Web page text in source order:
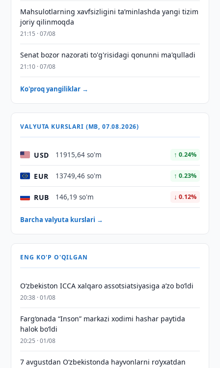
Mahsulotlarning xavfsizligini taʼminlashda yangi tizim
joriy qilinmoqda
21:15 · 07/08
Senat bozor nazorati to'g'risidagi qonunni ma'qulladi
21:10 · 07/08
Ko'proq yangiliklar →
VALYUTA KURSLARI (MB, 07.08.2026)
USD 11915,64 so'm ↑ 0.24%
EUR 13749,46 so'm ↑ 0.23%
RUB 146,19 so'm ↓ 0.12%
Barcha valyuta kurslari →
ENG KO'P O'QILGAN
O‘zbekiston ICCA xalqaro assotsiatsiyasiga aʼzo bo‘ldi
20:38 · 01/08
Farg‘onada “Inson” markazi xodimi hashar paytida
halok bo‘ldi
20:25 · 01/08
7 avgustdan O‘zbekistonda hayvonlarni ro‘yxatdan